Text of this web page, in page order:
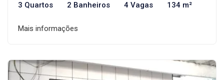
3 Quartos 2 Banheiros 4 Vagas 134 m²
Mais informações